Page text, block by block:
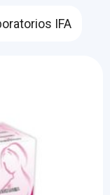
IFA